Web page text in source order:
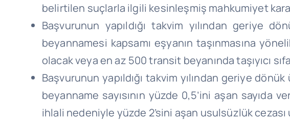
belirtilen suçlarla ilgili kesinleşmiş mahkumiyet
Başvurunun yapıldığı takvim yılından geriye
beyannamesi kapsamı eşyanın taşınmasına
olacak veya en az 500 transit beyanında taşıyıcı
Başvurunun yapıldığı takvim yılından geriye
beyanname sayısının yüzde 0,5’ini aşan sayıda
ihlali nedeniyle yüzde 2’sini aşan usulsüzlük cezası